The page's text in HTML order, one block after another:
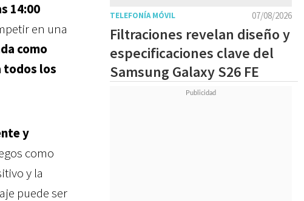
14:00
en una
como
todos los
y
como
y la
puede ser
07/08/2026
TELEFONÍA MÓVIL
Filtraciones revelan diseño y
especificaciones clave del
Samsung Galaxy S26 FE